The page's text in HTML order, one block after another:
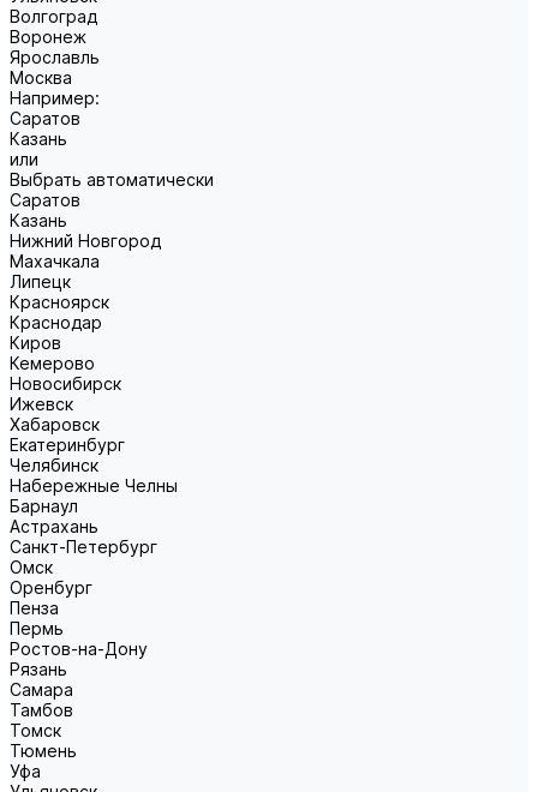
Волгоград
Воронеж
Ярославль
Москва
Например:
Саратов
Казань
или
Выбрать автоматически
Саратов
Казань
Нижний Новгород
Махачкала
Липецк
Красноярск
Краснодар
Киров
Кемерово
Новосибирск
Ижевск
Хабаровск
Екатеринбург
Челябинск
Набережные Челны
Барнаул
Астрахань
Санкт-Петербург
Омск
Оренбург
Пенза
Пермь
Ростов-на-Дону
Рязань
Самара
Тамбов
Томск
Тюмень
Уфа